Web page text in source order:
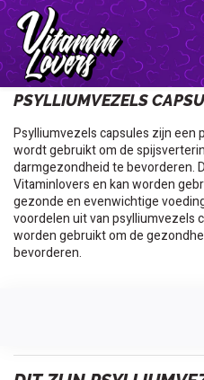
Terug
PSYLLIUMVEZELS
Psylliumvezels capsules zijn
wordt gebruikt om de
darmgezondheid te bevorderen.
Vitaminlovers en kan worden
gezonde en evenwichtige
voordelen uit van psylliumvezels
worden gebruikt om de
bevorderen.